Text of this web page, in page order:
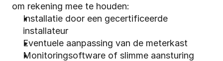
om rekening mee te houden:
Installatie door een gecertificeerde
installateur
Eventuele aanpassing van de meterkast
Monitoringsoftware of slimme aansturing